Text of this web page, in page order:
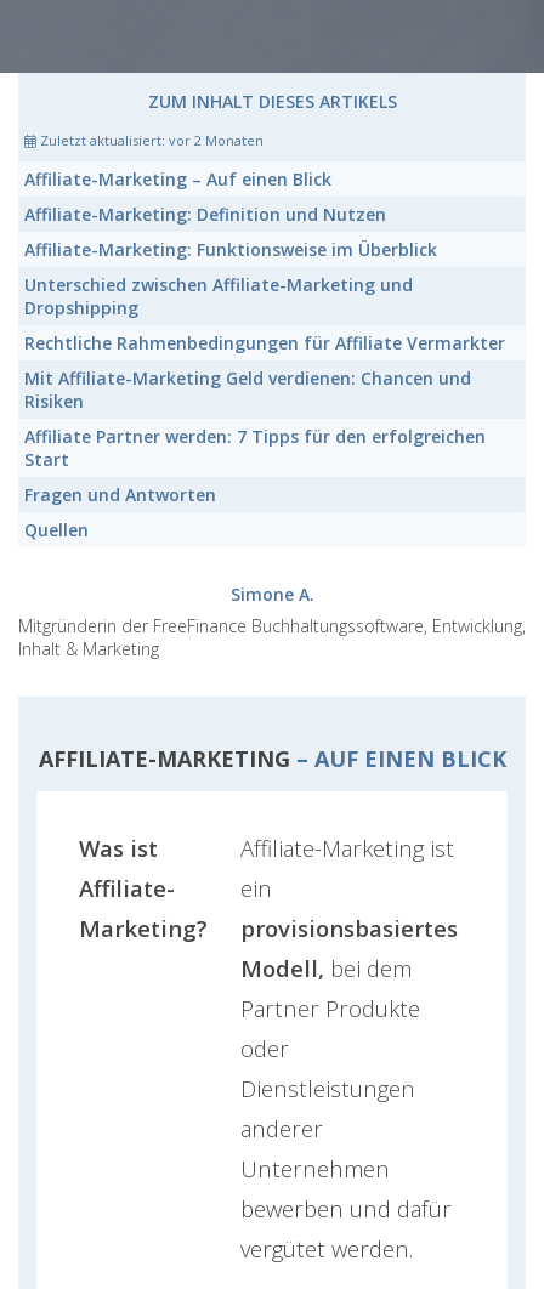
ZUM INHALT DIESES ARTIKELS
Zuletzt aktualisiert: vor 2 Monaten
Affiliate-Marketing – Auf einen Blick
Affiliate-Marketing: Definition und Nutzen
Affiliate-Marketing: Funktionsweise im Überblick
Unterschied zwischen Affiliate-Marketing und
Dropshipping
Rechtliche Rahmenbedingungen für Affiliate Vermarkter
Mit Affiliate-Marketing Geld verdienen: Chancen und
Risiken
Affiliate Partner werden: 7 Tipps für den erfolgreichen
Start
Fragen und Antworten
Quellen
Simone A.
Mitgründerin der FreeFinance Buchhaltungssoftware, Entwicklung,
Inhalt & Marketing
AFFILIATE-MARKETING – AUF EINEN BLICK
Was ist
Affiliate-
Marketing?
Affiliate-Marketing ist
ein
provisionsbasiertes
Modell, bei dem
Partner Produkte
oder
Dienstleistungen
anderer
Unternehmen
bewerben und dafür
vergütet werden.